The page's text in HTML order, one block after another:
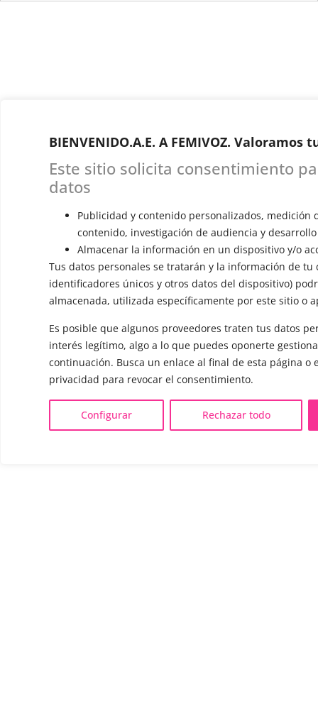
BIENVENIDO.A.E. A FEMIVOZ. Valoramos
Este sitio solicita consentimiento
datos
Publicidad y contenido personalizados, medición
contenido, investigación de audiencia y
Almacenar la información en un dispositivo y/o
Tus datos personales se tratarán y la información de tu
identificadores únicos y otros datos del dispositivo)
almacenada, utilizada específicamente por este sitio o
Es posible que algunos proveedores traten tus datos
interés legítimo, algo a lo que puedes oponerte
continuación. Busca un enlace al final de esta página o
privacidad para revocar el consentimiento.
Configurar Rechazar todo